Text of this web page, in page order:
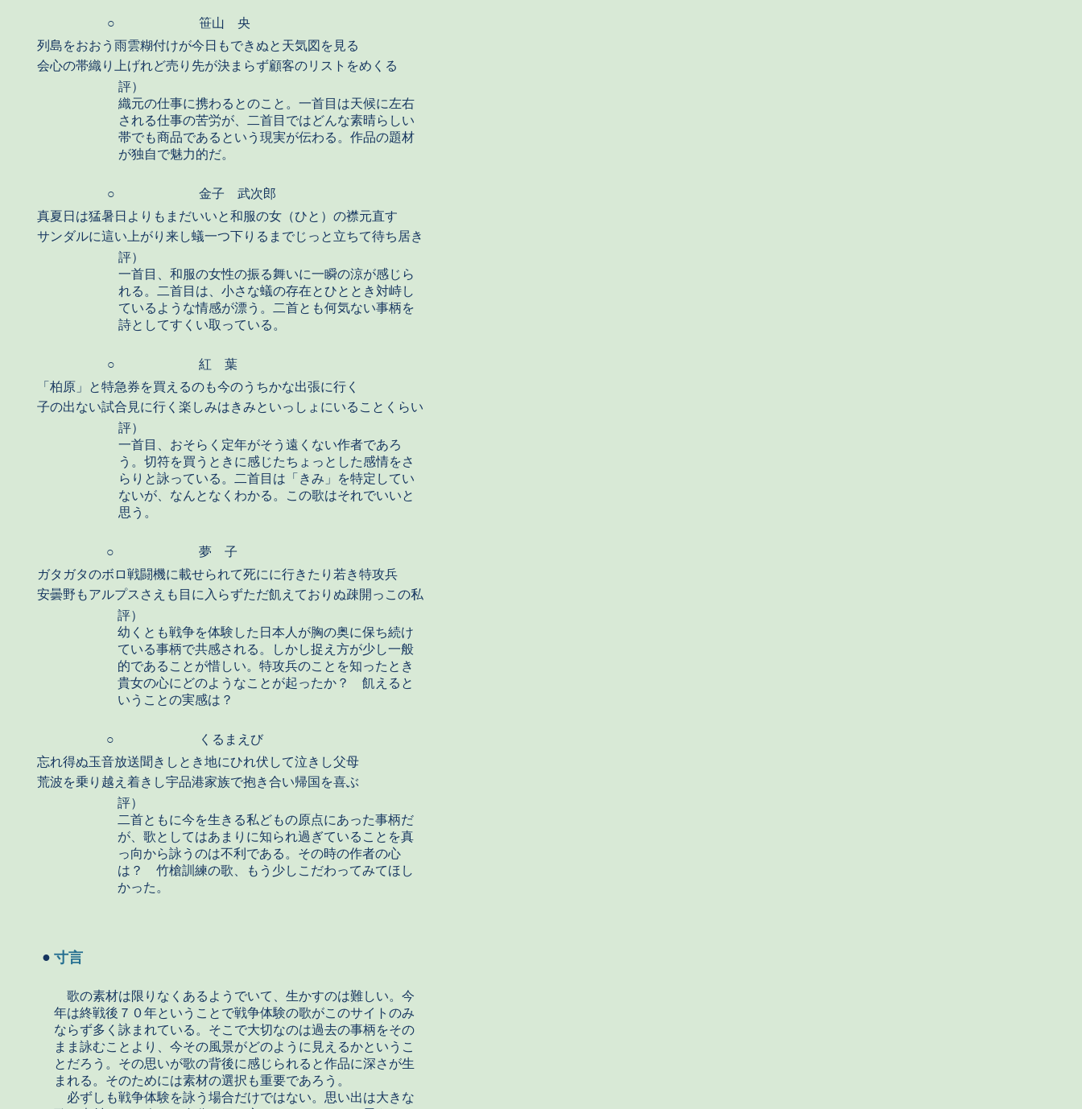
○
笹山 央
列島をおおう雨雲糊付けが今日もできぬと天気図を見る
会心の帯織り上げれど売り先が決まらず顧客のリストをめくる
評）
織元の仕事に携わるとのこと。一首目は天候に左右
される仕事の苦労が、二首目ではどんな素晴らしい
帯でも商品であるという現実が伝わる。作品の題材
が独自で魅力的だ。
○
金子 武次郎
真夏日は猛暑日よりもまだいいと和服の女（ひと）の襟元直す
サンダルに這い上がり来し蟻一つ下りるまでじっと立ちて待ち居き
評）
一首目、和服の女性の振る舞いに一瞬の涼が感じら
れる。二首目は、小さな蟻の存在とひととき対峙し
ているような情感が漂う。二首とも何気ない事柄を
詩としてすくい取っている。
○
紅 葉
「柏原」と特急券を買えるのも今のうちかな出張に行く
子の出ない試合見に行く楽しみはきみといっしょにいることくらい
評）
一首目、おそらく定年がそう遠くない作者であろ
う。切符を買うときに感じたちょっとした感情をさ
らりと詠っている。二首目は「きみ」を特定してい
ないが、なんとなくわかる。この歌はそれでいいと
思う。
○
夢 子
ガタガタのボロ戦闘機に載せられて死にに行きたり若き特攻兵
安曇野もアルプスさえも目に入らずただ飢えておりぬ疎開っこの私
評）
幼くとも戦争を体験した日本人が胸の奥に保ち続け
ている事柄で共感される。しかし捉え方が少し一般
的であることが惜しい。特攻兵のことを知ったとき
貴女の心にどのようなことが起ったか？ 飢えると
いうことの実感は？
○
くるまえび
忘れ得ぬ玉音放送聞きしとき地にひれ伏して泣きし父母
荒波を乗り越え着きし宇品港家族で抱き合い帰国を喜ぶ
評）
二首ともに今を生きる私どもの原点にあった事柄だ
が、歌としてはあまりに知られ過ぎていることを真
っ向から詠うのは不利である。その時の作者の心
は？ 竹槍訓練の歌、もう少しこだわってみてほし
かった。
● 寸言
歌の素材は限りなくあるようでいて、生かすのは難しい。今
年は終戦後７０年ということで戦争体験の歌がこのサイトのみ
ならず多く詠まれている。そこで大切なのは過去の事柄をその
まま詠むことより、今その風景がどのように見えるかというこ
とだろう。その思いが歌の背後に感じられると作品に深さが生
まれる。そのためには素材の選択も重要であろう。
必ずしも戦争体験を詠う場合だけではない。思い出は大きな